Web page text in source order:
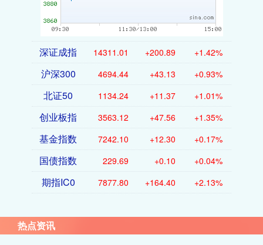
深证成指 14311.01 +200.89 +1.42%
沪深300 4694.44 +43.13 +0.93%
北证50 1134.24 +11.37 +1.01%
创业板指 3563.12 +47.56 +1.35%
基金指数 7242.10 +12.30 +0.17%
国债指数 229.69 +0.10 +0.04%
期指IC0 7877.80 +164.40 +2.13%
热点资讯